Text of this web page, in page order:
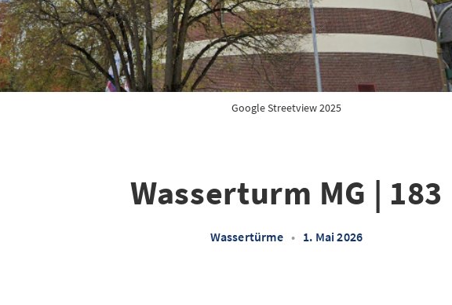
Google Streetview 2025
Wasserturm MG | 183
Wassertürme • 1. Mai 2026